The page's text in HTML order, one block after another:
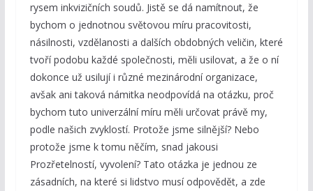
rysem inkvizičních soudů. Jistě se dá namítnout, že
bychom o jednotnou světovou míru pracovitosti,
násilnosti, vzdělanosti a dalších obdobných veličin, které
tvoří podobu každé společnosti, měli usilovat, a že o ní
dokonce už usilují i různé mezinárodní organizace,
avšak ani taková námitka neodpovídá na otázku, proč
bychom tuto univerzální míru měli určovat právě my,
podle našich zvyklostí. Protože jsme silnější? Nebo
protože jsme k tomu něčím, snad jakousi
Prozřetelností, vyvolení? Tato otázka je jednou ze
zásadních, na které si lidstvo musí odpovědět, a zde